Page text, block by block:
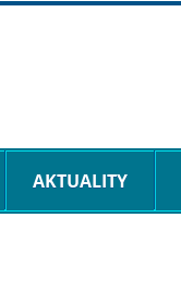
AKTUALITY